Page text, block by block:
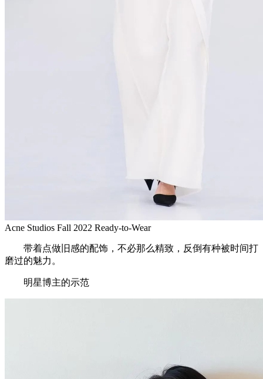
Acne Studios Fall 2022 Ready-to-Wear
带着点做旧感的配饰，不必那么精致，反倒有种被时间打
磨过的魅力。
明星博主的示范